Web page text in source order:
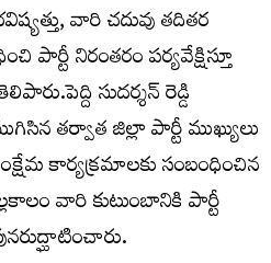
వారి చదువు తదితర
పార్టీ నిరంతరం పర్యవేక్షిస్తూ
సుదర్శన్ రెడ్డి
తర్వాత జిల్లా పార్టీ ముఖ్యులు
కార్యక్రమాలకు సంబంధించిన
వారి కుటుంబానికి పార్టీ